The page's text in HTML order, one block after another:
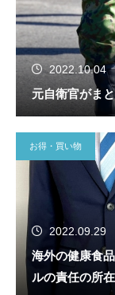
2022.10.04
元自衛官がま
お得・買い物
2022.09.29
海外の健康食
ルの責任の所